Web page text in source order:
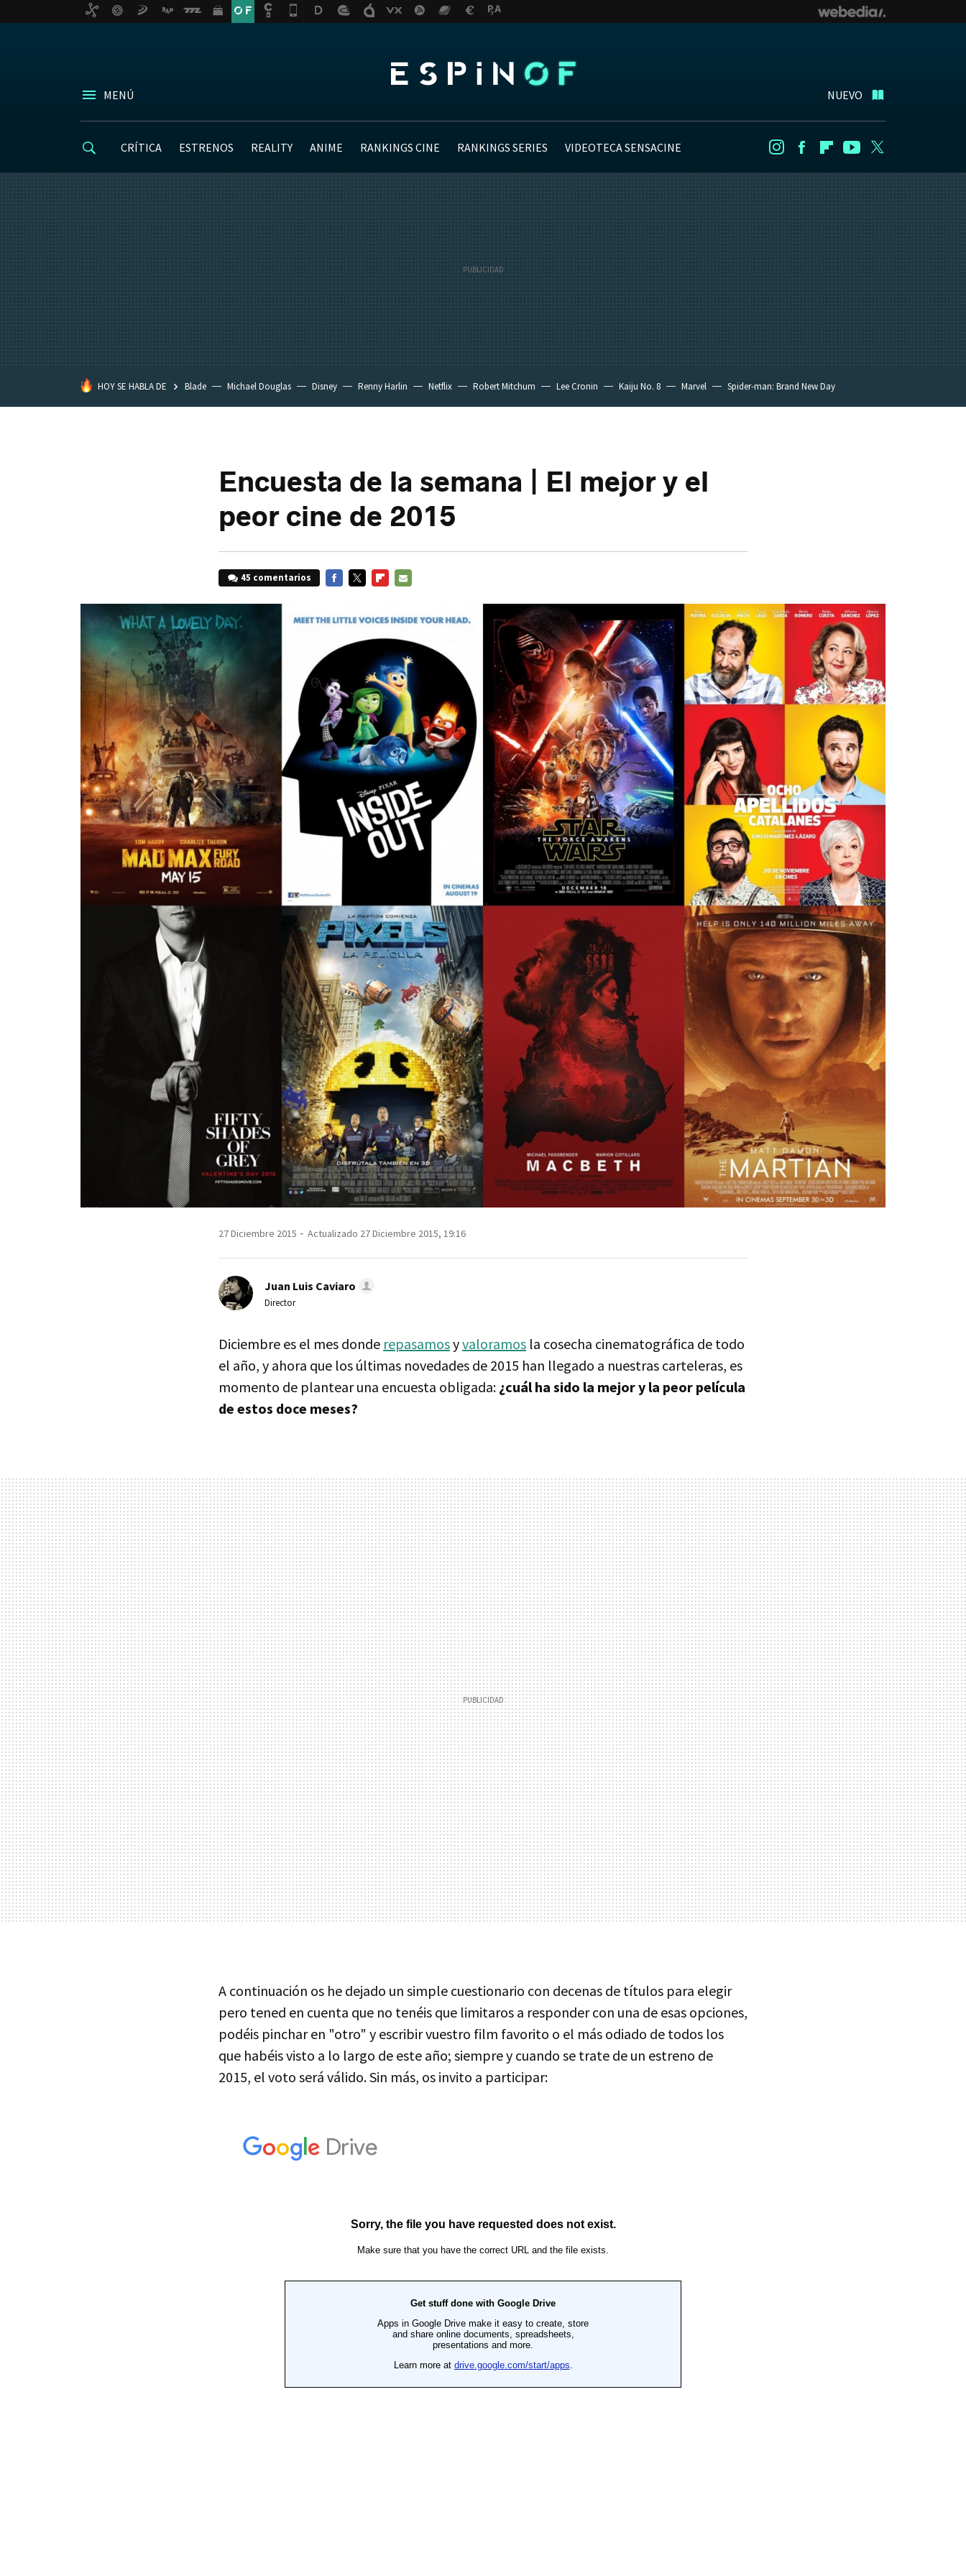
MENÚ NUEVO
CRÍTICA ESTRENOS REALITY ANIME RANKINGS CINE RANKINGS SERIES VIDEOTECA SENSACINE InstagramFacebookFlipboard
Youtube
HOY SE HABLA DE Blade Michael Douglas Disney Renny Harlin Netflix Robert Mitchum Lee Cronin Kaiju No. 8 Marvel Spider-man: Brand New Day
Encuesta de la semana | El mejor y el
peor cine de 2015
45 comentarios
27 Diciembre 2015 Actualizado 27 Diciembre 2015, 19:16
Juan Luis Caviaro
Director
Diciembre es el mes donde repasamosyvaloramos la cosecha cinematográfica de todo
el año, y ahora que los últimas novedades de 2015 han llegado a nuestras carteleras, es
momento de plantear una encuesta obligada: ¿cuál ha sido la mejor y la peor película
de estos doce meses?
A continuación os he dejado un simple cuestionario con decenas de títulos para elegir
pero tened en cuenta que no tenéis que limitaros a responder con una de esas opciones,
podéis pinchar en "otro" y escribir vuestro film favorito o el más odiado de todos los
que habéis visto a lo largo de este año; siempre y cuando se trate de un estreno de
2015, el voto será válido. Sin más, os invito a participar: